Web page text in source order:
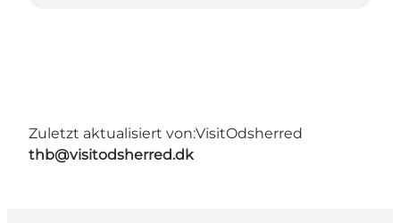
Zuletzt aktualisiert von:VisitOdsherred
thb@visitodsherred.dk